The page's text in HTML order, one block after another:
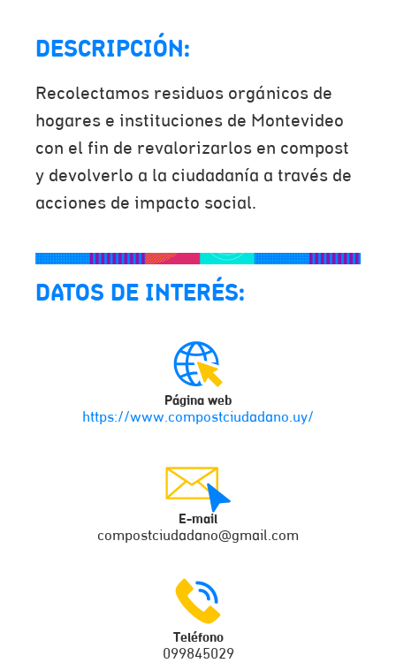
DESCRIPCIÓN:
Recolectamos residuos orgánicos de
hogares e instituciones de Montevideo
con el fin de revalorizarlos en compost
y devolverlo a la ciudadanía a través de
acciones de impacto social.
DATOS DE INTERÉS:
Página web
https://www.compostciudadano.uy/
E-mail
compostciudadano@gmail.com
Teléfono
099845029